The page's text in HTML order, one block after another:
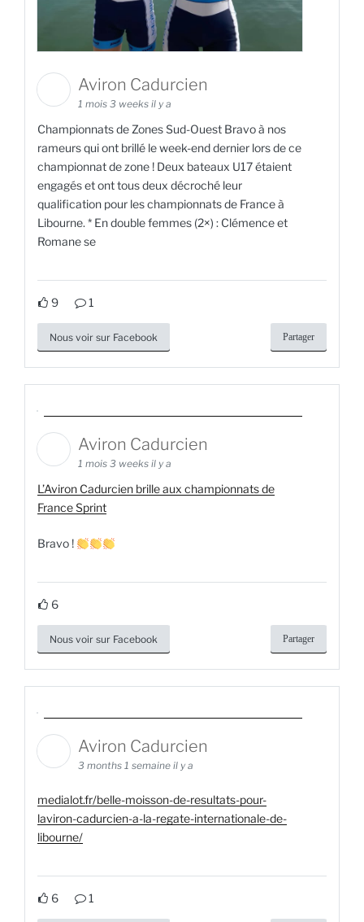
Aviron Cadurcien
1 mois 3 weeks il y a
Championnats de Zones Sud-Ouest Bravo à nos
rameurs qui ont brillé le week-end dernier lors de ce
championnat de zone ! Deux bateaux U17 étaient
engagés et ont tous deux décroché leur
qualification pour les championnats de France à
Libourne. * En double femmes (2×) : Clémence et
Romane se
9 1
Nous voir sur Facebook Partager
Aviron Cadurcien
1 mois 3 weeks il y a
L’Aviron Cadurcien brille aux championnats de
France Sprint
Bravo !
6
Nous voir sur Facebook Partager
Aviron Cadurcien
3 months 1 semaine il y a
medialot.fr/belle-moisson-de-resultats-pour-
laviron-cadurcien-a-la-regate-internationale-de-
libourne/
6 1